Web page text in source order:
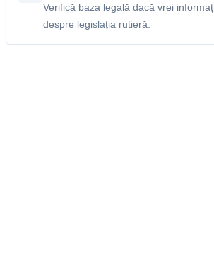
Verifică baza legală dacă vrei
despre legislația rutieră.